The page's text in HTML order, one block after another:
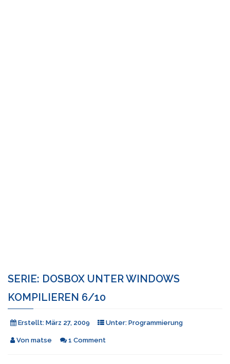
SERIE: DOSBOX UNTER WINDOWS
KOMPILIEREN 6/10
Erstellt: März 27, 2009 Unter: Programmierung
Von matse 1 Comment